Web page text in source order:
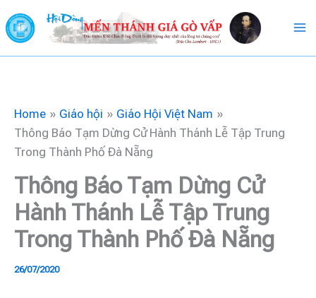
to
content
Home Giáo hội
Giáo Hội Việt Nam
Thông Báo Tạm Dừng Cử Hành Thánh Lễ Tập Trung
Trong Thành Phố Đà Nẵng
Thông Báo Tạm Dừng Cử
Hành Thánh Lễ Tập Trung
Trong Thành Phố Đà Nẵng
26/07/2020